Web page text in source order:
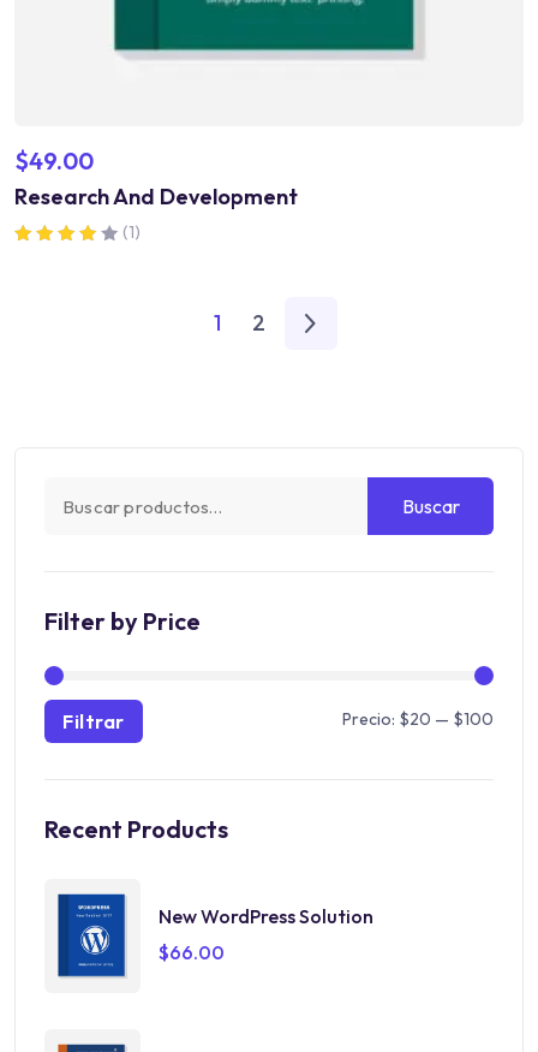
$49.00
Research And Development
(1)
1 2
Buscar
Filter by Price
Filtrar Precio: $20 — $100
Recent Products
New WordPress Solution
$66.00